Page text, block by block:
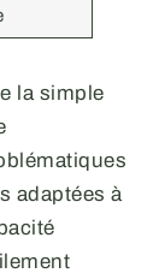
la simple
adaptées à